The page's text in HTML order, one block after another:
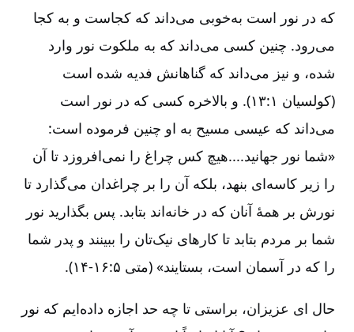
که در نور است به‌خوبی می‌داند که کجاست و به کجا
می‌رود. چنین کسی می‌داند که به ملکوت نور وارد
شده، و نیز می‌داند که گناهانش فدیه شده است
(کولسیان ۱:‏۱۳). و بالاخره کسی که در نور است
می‌داند که عیسی مسیح به او چنین فرموده است:
«شما نور جهانید....هیچ کس چراغ را نمی‌افروزد تا آن
را زیر کاسه‌ای بنهد، بلکه آن را بر چراغدان می‌گذارد تا
نورش بر همۀ آنان که در خانه‌اند بتابد. پس بگذارید نور
شما بر مردم بتابد تا کارهای نیک‌تان را ببینند و پدر شما
را که در آسمان است، بستایند» (متی ۵:‏۱۴-۱۶).
حال ای عزیزان، براستی تا چه حد اجازه داده‌ایم که نور